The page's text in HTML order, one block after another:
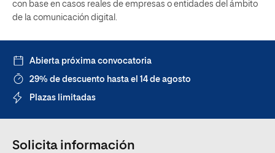
con base en casos reales de empresas o entidades del ámbito
de la comunicación digital.
Abierta próxima convocatoria
29% de descuento hasta el 14 de agosto
Plazas limitadas
Solicita información